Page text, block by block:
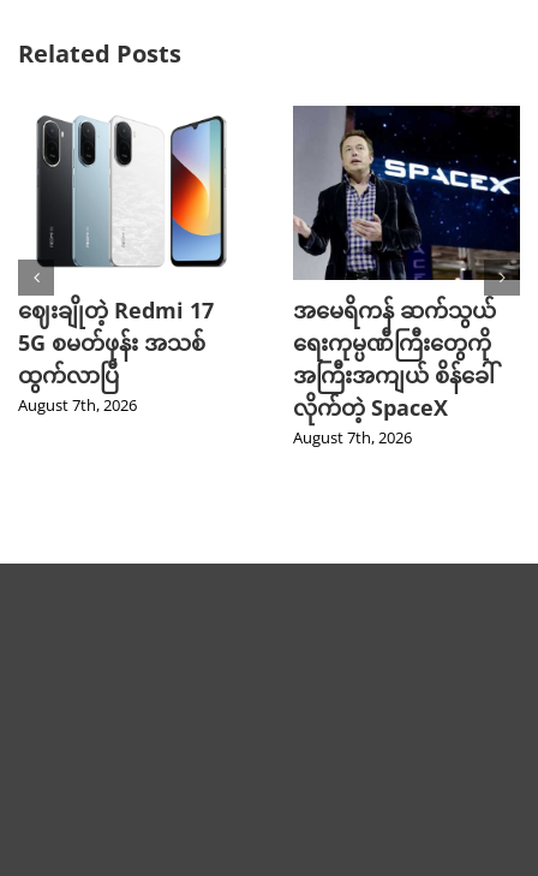
Related Posts
ဈေးချိုတဲ့ Redmi 17
5G စမတ်ဖုန်း အသစ်
ထွက်လာပြီ
August 7th, 2026
အမေရိကန် ဆက်သွယ်
ရေးကုမ္ပဏီကြီးတွေကို
အကြီးအကျယ် စိန်ခေါ်
လိုက်တဲ့ SpaceX
August 7th, 2026